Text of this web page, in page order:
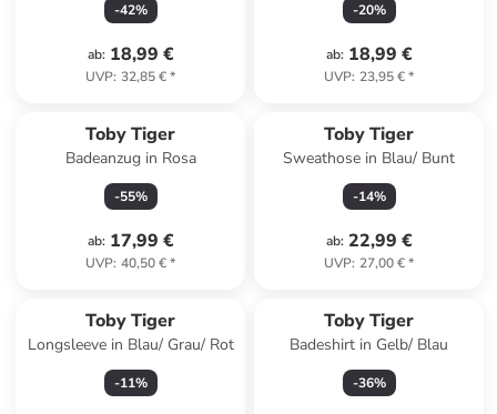
-42%
ab: 18,99 €
UVP: 32,85 €*
-20%
ab: 18,99 €
UVP: 23,95 €*
Toby Tiger
Badeanzug in Rosa
-55%
ab: 17,99 €
UVP: 40,50 €*
Toby Tiger
Sweathose in Blau/ Bunt
-14%
ab: 22,99 €
UVP: 27,00 €*
Toby Tiger
Longsleeve in Blau/ Grau/ Rot
-11%
Toby Tiger
Badeshirt in Gelb/ Blau
-36%